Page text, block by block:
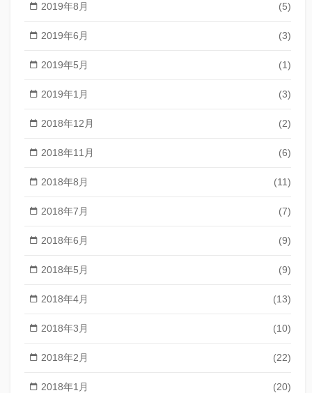
2019年8月 (5)
2019年6月 (3)
2019年5月 (1)
2019年1月 (3)
2018年12月 (2)
2018年11月 (6)
2018年8月 (11)
2018年7月 (7)
2018年6月 (9)
2018年5月 (9)
2018年4月 (13)
2018年3月 (10)
2018年2月 (22)
2018年1月 (20)